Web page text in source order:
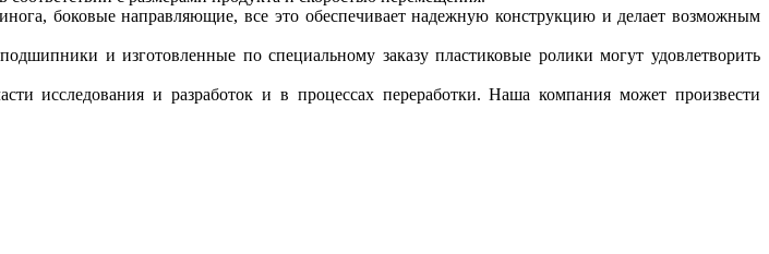
боковые направляющие, все это обеспечивает надежную конструкцию и делает возможным
и изготовленные по специальному заказу пластиковые ролики могут удовлетворить
исследования и разработок и в процессах переработки. Наша компания может произвести